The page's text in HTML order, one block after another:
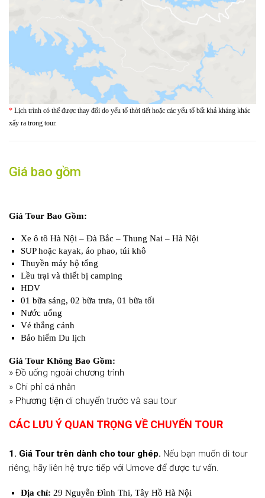
* Lịch trình có thể được thay đổi do yếu tố thời tiết hoặc các yếu tố bất khả kháng khác
xẩy ra trong tour.
Giá bao gồm
Giá Tour Bao Gồm:
Xe ô tô Hà Nội – Đà Bắc – Thung Nai – Hà Nội
SUP hoặc kayak, áo phao, túi khô
Thuyền máy hộ tống
Lều trại và thiết bị camping
HDV
01 bữa sáng, 02 bữa trưa, 01 bữa tối
Nước uống
Vé thắng cảnh
Bảo hiểm Du lịch
Giá Tour Không Bao Gồm:
» Đồ uống ngoài chương trình
» Chi phí cá nhân
» Phương tiện di chuyển trước và sau tour
CÁC LƯU Ý QUAN TRỌNG VỀ CHUYẾN TOUR
1. Giá Tour trên dành cho tour ghép. Nếu bạn muốn đi tour
riêng, hãy liên hệ trực tiếp với Umove để được tư vấn.
Địa chỉ: 29 Nguyễn Đình Thi, Tây Hồ Hà Nội